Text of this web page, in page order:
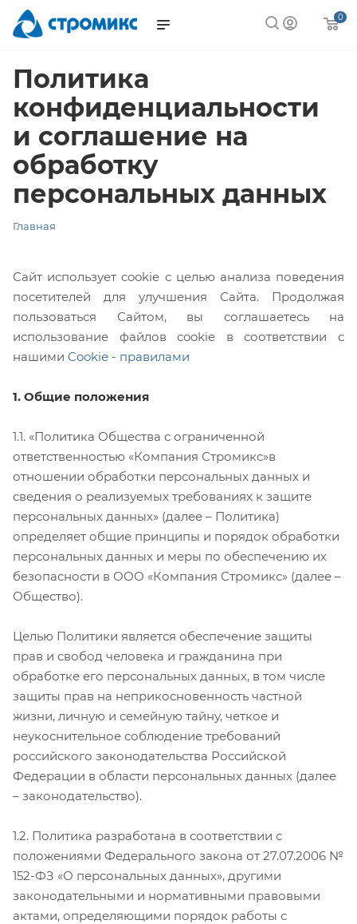
0
Политика
конфиденциальности
и соглашение на
обработку
персональных данных
Главная
Сайт использует cookie с целью анализа поведения
посетителей для улучшения Сайта. Продолжая
пользоваться Сайтом, вы соглашаетесь на
использование файлов cookie в соответствии с
нашими Cookiе - правилами
1. Общие положения
1.1. «Политика Общества с ограниченной
ответственностью «Компания Стромикс»в
отношении обработки персональных данных и
сведения о реализуемых требованиях к защите
персональных данных» (далее – Политика)
определяет общие принципы и порядок обработки
персональных данных и меры по обеспечению их
безопасности в ООО «Компания Стромикс» (далее –
Общество).
Целью Политики является обеспечение защиты
прав и свобод человека и гражданина при
обработке его персональных данных, в том числе
защиты прав на неприкосновенность частной
жизни, личную и семейную тайну, четкое и
неукоснительное соблюдение требований
российского законодательства Российской
Федерации в области персональных данных (далее
– законодательство).
1.2. Политика разработана в соответствии с
положениями Федерального закона от 27.07.2006 №
152-ФЗ «О персональных данных», другими
законодательными и нормативными правовыми
актами, определяющими порядок работы с